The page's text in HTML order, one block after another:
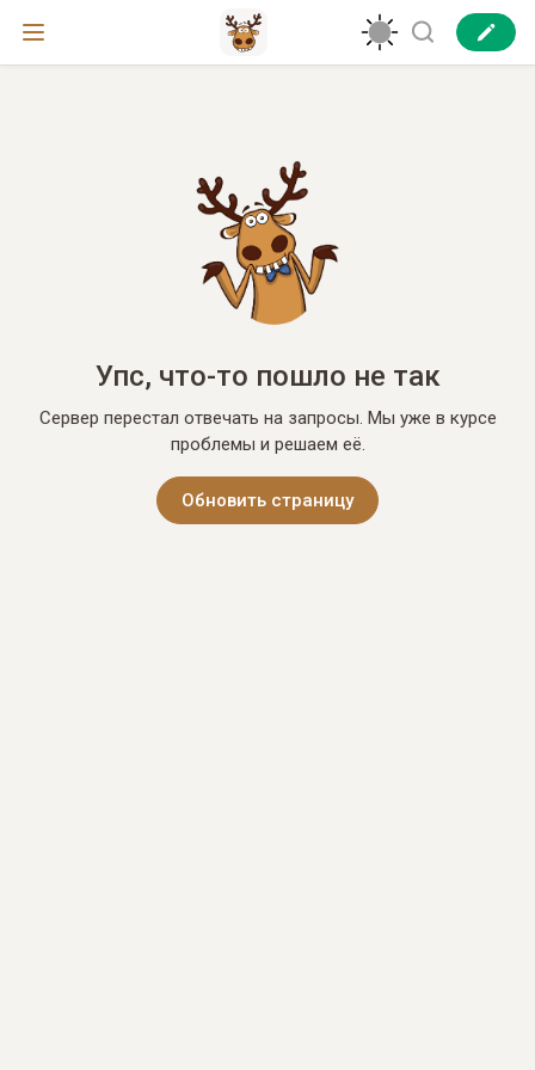
Упс, что-то пошло не так
Сервер перестал отвечать на запросы. Мы уже в курсе
проблемы и решаем её.
Обновить страницу